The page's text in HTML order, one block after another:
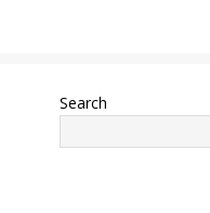
Search